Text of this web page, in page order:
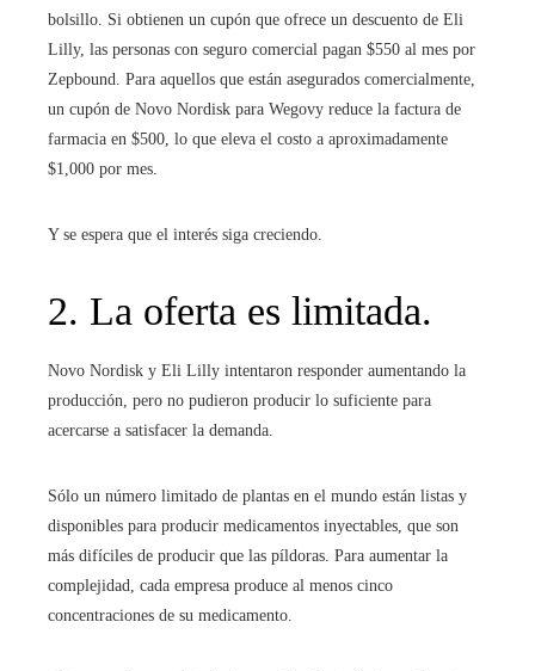
bolsillo. Si obtienen un cupón que ofrece un descuento de Eli
Lilly, las personas con seguro comercial pagan $550 al mes por
Zepbound. Para aquellos que están asegurados comercialmente,
un cupón de Novo Nordisk para Wegovy reduce la factura de
farmacia en $500, lo que eleva el costo a aproximadamente
$1,000 por mes.
Y se espera que el interés siga creciendo.
2. La oferta es limitada.
Novo Nordisk y Eli Lilly intentaron responder aumentando la
producción, pero no pudieron producir lo suficiente para
acercarse a satisfacer la demanda.
Sólo un número limitado de plantas en el mundo están listas y
disponibles para producir medicamentos inyectables, que son
más difíciles de producir que las píldoras. Para aumentar la
complejidad, cada empresa produce al menos cinco
concentraciones de su medicamento.